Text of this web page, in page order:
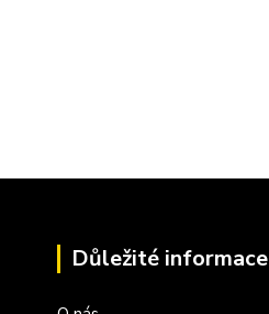
Důležité informace